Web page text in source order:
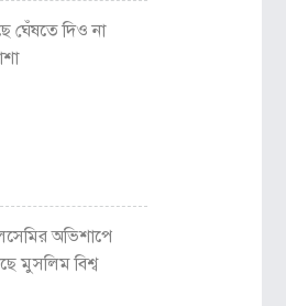
ঘেঁষতে দিও না
অভিশাপে
মুসলিম বিশ্ব